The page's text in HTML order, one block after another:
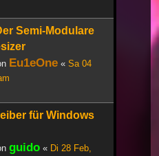
Semi-Modulare
Eu1eOne « Sa 04
für Windows
guido « Di 28 Feb,